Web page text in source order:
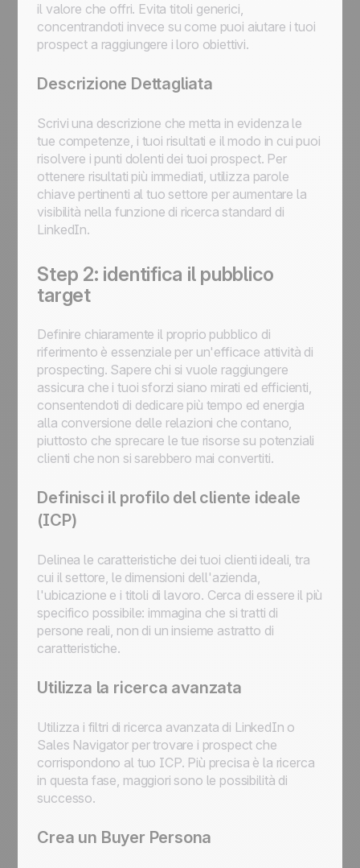
il valore che offri. Evita titoli generici,
concentrandoti invece su come puoi aiutare i tuoi
prospect a raggiungere i loro obiettivi.
Descrizione Dettagliata
Scrivi una descrizione che metta in evidenza le
tue competenze, i tuoi risultati e il modo in cui puoi
risolvere i punti dolenti dei tuoi prospect. Per
ottenere risultati più immediati, utilizza parole
chiave pertinenti al tuo settore per aumentare la
visibilità nella funzione di ricerca standard di
LinkedIn.
Step 2: identifica il pubblico
target
Definire chiaramente il proprio pubblico di
riferimento è essenziale per un'efficace attività di
prospecting. Sapere chi si vuole raggiungere
assicura che i tuoi sforzi siano mirati ed efficienti,
consentendoti di dedicare più tempo ed energia
alla conversione delle relazioni che contano,
piuttosto che sprecare le tue risorse su potenziali
clienti che non si sarebbero mai convertiti.
Definisci il profilo del cliente ideale
(ICP)
Delinea le caratteristiche dei tuoi clienti ideali, tra
cui il settore, le dimensioni dell'azienda,
l'ubicazione e i titoli di lavoro. Cerca di essere il più
specifico possibile: immagina che si tratti di
persone reali, non di un insieme astratto di
caratteristiche.
Utilizza la ricerca avanzata
Utilizza i filtri di ricerca avanzata di LinkedIn o
Sales Navigator per trovare i prospect che
corrispondono al tuo ICP. Più precisa è la ricerca
in questa fase, maggiori sono le possibilità di
successo.
Crea un Buyer Persona